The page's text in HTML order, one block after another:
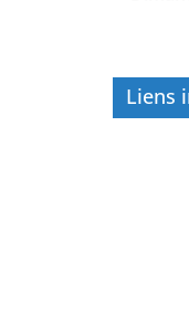
Liens